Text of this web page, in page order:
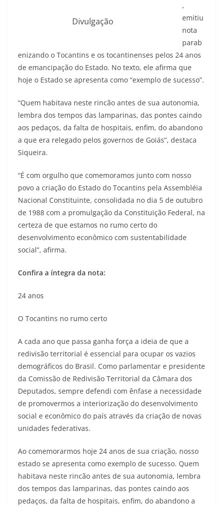
Divulgação
,
emitiu
nota
parab
enizando o Tocantins e os tocantinenses pelos 24 anos
de emancipação do Estado. No texto, ele afirma que
hoje o Estado se apresenta como “exemplo de sucesso”.
“Quem habitava neste rincão antes de sua autonomia,
lembra dos tempos das lamparinas, das pontes caindo
aos pedaços, da falta de hospitais, enfim, do abandono
a que era relegado pelos governos de Goiás”, destaca
Siqueira.
“É com orgulho que comemoramos junto com nosso
povo a criação do Estado do Tocantins pela Assembléia
Nacional Constituinte, consolidada no dia 5 de outubro
de 1988 com a promulgação da Constituição Federal, na
certeza de que estamos no rumo certo do
desenvolvimento econômico com sustentabilidade
social”, afirma.
Confira a íntegra da nota:
24 anos
O Tocantins no rumo certo
A cada ano que passa ganha força a ideia de que a
redivisão territorial é essencial para ocupar os vazios
demográficos do Brasil. Como parlamentar e presidente
da Comissão de Redivisão Territorial da Câmara dos
Deputados, sempre defendi com ênfase a necessidade
de promovermos a interiorização do desenvolvimento
social e econômico do país através da criação de novas
unidades federativas.
Ao comemorarmos hoje 24 anos de sua criação, nosso
estado se apresenta como exemplo de sucesso. Quem
habitava neste rincão antes de sua autonomia, lembra
dos tempos das lamparinas, das pontes caindo aos
pedaços, da falta de hospitais, enfim, do abandono a